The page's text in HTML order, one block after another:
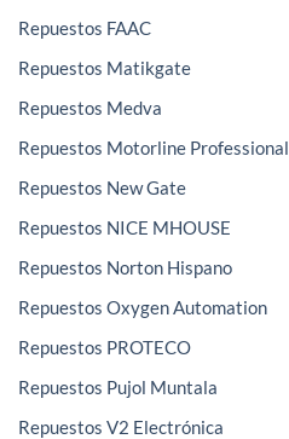
Repuestos FAAC
Repuestos Matikgate
Repuestos Medva
Repuestos Motorline Professional
Repuestos New Gate
Repuestos NICE MHOUSE
Repuestos Norton Hispano
Repuestos Oxygen Automation
Repuestos PROTECO
Repuestos Pujol Muntala
Repuestos V2 Electrónica